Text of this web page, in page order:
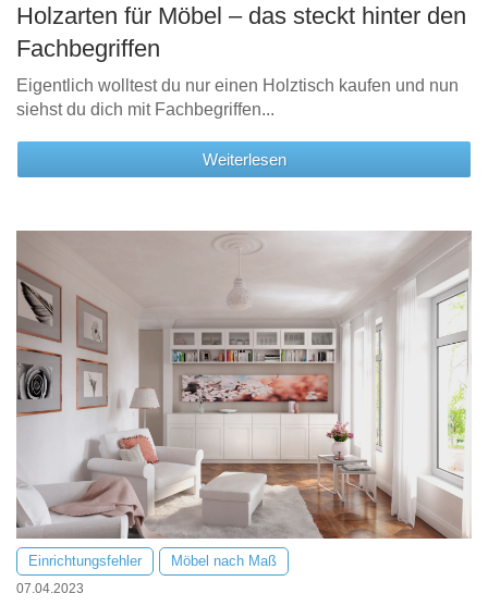
Holzarten für Möbel – das steckt hinter den
Fachbegriffen
Eigentlich wolltest du nur einen Holztisch kaufen und nun
siehst du dich mit Fachbegriffen...
Weiterlesen
Einrichtungsfehler Möbel nach Maß
07.04.2023